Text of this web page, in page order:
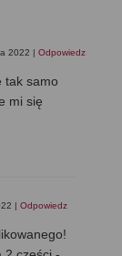
2022 | Odpowiedz
tak samo
mi się
| Odpowiedz